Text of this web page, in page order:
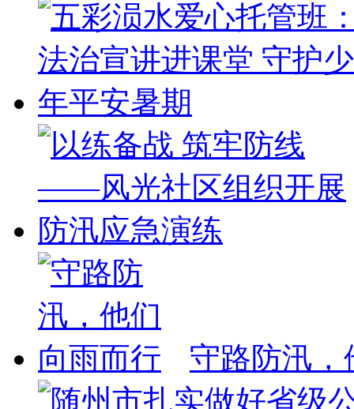
守路防汛，